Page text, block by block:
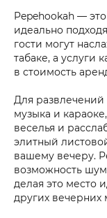
Pepehookah —
идеально
гости могут
табаке, а услуги
в стоимость
Для
музыка и
веселья и
элитный
вашему вечеру.
возможность
делая это место
других вечерних